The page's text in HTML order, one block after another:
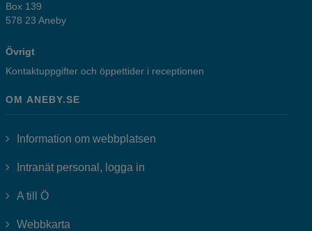
Box 139
578 23 Aneby
Övrigt
Kontaktuppgifter och öppettider i receptionen
OM ANEBY.SE
Information om webbplatsen
Intranät personal, logga in
A till Ö
Webbkarta